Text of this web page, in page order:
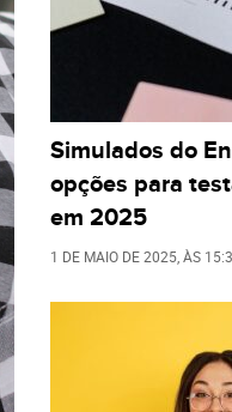
Simulados do
opções para
em 2025
1 DE MAIO DE 2025 , ÀS